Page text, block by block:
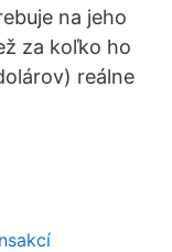
na jeho
za koľko ho
reálne